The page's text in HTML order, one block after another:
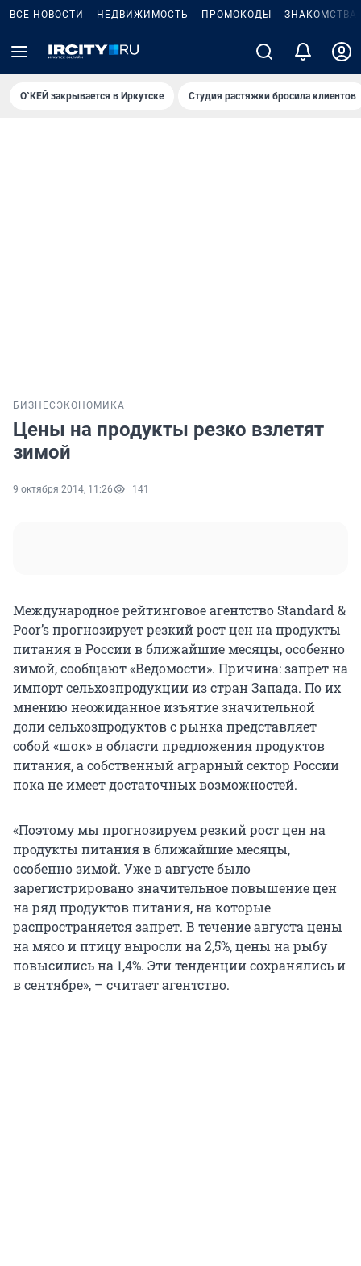
ВСЕ НОВОСТИ НЕДВИЖИМОСТЬ ПРОМОКОДЫ ЗНАКОМСТВА
О`КЕЙ закрывается в Иркутске Студия растяжки бросила клиентов
БИЗНЕС ЭКОНОМИКА
Цены на продукты резко взлетят
зимой
9 октября 2014, 11:26 141
Международное рейтинговое агентство Standard &
Poor’s прогнозирует резкий рост цен на продукты
питания в России в ближайшие месяцы, особенно
зимой, сообщают «Ведомости». Причина: запрет на
импорт сельхозпродукции из стран Запада. По их
мнению неожиданное изъятие значительной
доли сельхозпродуктов с рынка представляет
собой «шок» в области предложения продуктов
питания, а собственный аграрный сектор России
пока не имеет достаточных возможностей.
«Поэтому мы прогнозируем резкий рост цен на
продукты питания в ближайшие месяцы,
особенно зимой. Уже в августе было
зарегистрировано значительное повышение цен
на ряд продуктов питания, на которые
распространяется запрет. В течение августа цены
на мясо и птицу выросли на 2,5%, цены на рыбу
повысились на 1,4%. Эти тенденции сохранялись и
в сентябре», – считает агентство.